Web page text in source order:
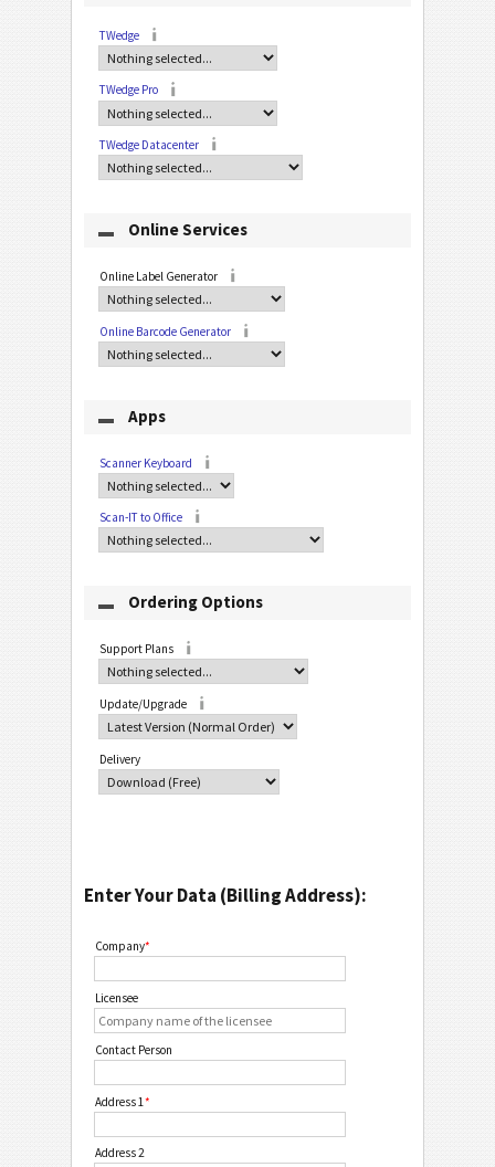
TWedge
TWedge Pro
TWedge Datacenter
Online Services
Online Label Generator
Online Barcode Generator
Apps
Scanner Keyboard
Scan-IT to Office
Ordering Options
Support Plans
Update/Upgrade
Delivery
Enter Your Data (Billing Address):
Company*
Licensee
Contact Person
Address 1 *
Address 2